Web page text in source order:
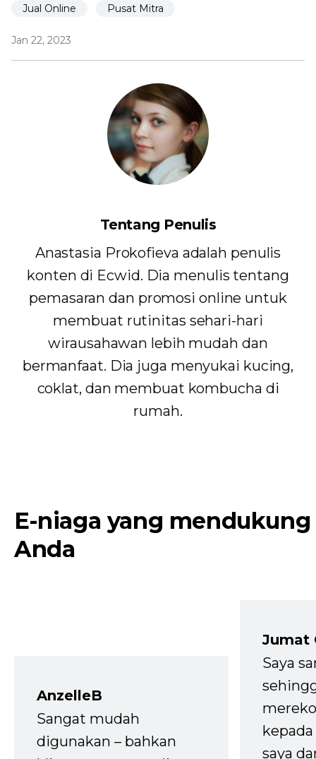
Jual Online Pusat Mitra
Jan 22, 2023
Tentang Penulis
Anastasia Prokofieva adalah penulis
konten di Ecwid. Dia menulis tentang
pemasaran dan promosi online untuk
membuat rutinitas sehari-hari
wirausahawan lebih mudah dan
bermanfaat. Dia juga menyukai kucing,
coklat, dan membuat kombucha di
rumah.
E-niaga yang mendukung
Anda
AnzelleB
Sangat mudah
digunakan – bahkan
Jumat
Saya
saya